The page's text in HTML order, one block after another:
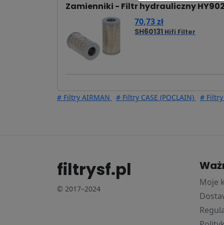
Zamienniki - Filtr hydrauliczny
70,73 zł
SH60131 Hifi Filter
# Filtry AIRMAN # Filtry CASE (POCLAIN) # Filtry
filtrysf.pl
© 2017–2024
Moje